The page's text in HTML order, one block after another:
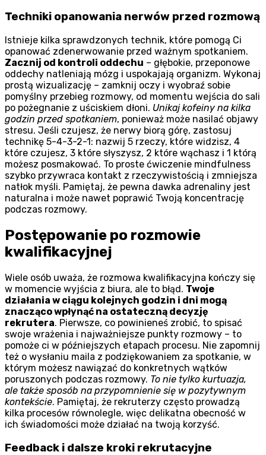
Techniki opanowania nerwów przed rozmową
Istnieje kilka sprawdzonych technik, które pomogą Ci
opanować zdenerwowanie przed ważnym spotkaniem.
Zacznij od kontroli oddechu – głębokie, przeponowe
oddechy natleniają mózg i uspokajają organizm. Wykonaj
prostą wizualizację – zamknij oczy i wyobraź sobie
pomyślny przebieg rozmowy, od momentu wejścia do sali
po pożegnanie z uściskiem dłoni. Unikaj kofeiny na kilka
godzin przed spotkaniem, ponieważ może nasilać objawy
stresu. Jeśli czujesz, że nerwy biorą górę, zastosuj
technikę 5-4-3-2-1: nazwij 5 rzeczy, które widzisz, 4
które czujesz, 3 które słyszysz, 2 które wąchasz i 1 którą
możesz posmakować. To proste ćwiczenie mindfulness
szybko przywraca kontakt z rzeczywistością i zmniejsza
natłok myśli. Pamiętaj, że pewna dawka adrenaliny jest
naturalna i może nawet poprawić Twoją koncentrację
podczas rozmowy.
Postępowanie po rozmowie
kwalifikacyjnej
Wiele osób uważa, że rozmowa kwalifikacyjna kończy się
w momencie wyjścia z biura, ale to błąd. Twoje
działania w ciągu kolejnych godzin i dni mogą
znacząco wpłynąć na ostateczną decyzję
rekrutera. Pierwsze, co powinieneś zrobić, to spisać
swoje wrażenia i najważniejsze punkty rozmowy – to
pomoże ci w późniejszych etapach procesu. Nie zapomnij
też o wysłaniu maila z podziękowaniem za spotkanie, w
którym możesz nawiązać do konkretnych wątków
poruszonych podczas rozmowy. To nie tylko kurtuazja,
ale także sposób na przypomnienie się w pozytywnym
kontekście. Pamiętaj, że rekruterzy często prowadzą
kilka procesów równolegle, więc delikatna obecność w
ich świadomości może działać na twoją korzyść.
Feedback i dalsze kroki rekrutacyjne